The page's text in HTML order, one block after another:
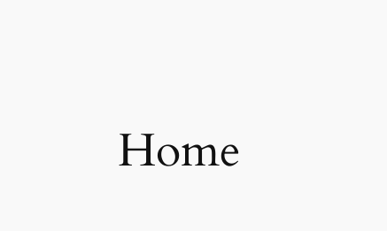
Home